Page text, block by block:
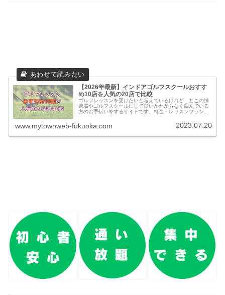
【2026年最新】インドアゴルフスクールおすす
め10店を人気の20店で比較
ゴルフレッスンを受けたいと考えているけれど、どこの練
習場やゴルフスクールにして良いかわからなく悩んでいる
方のお手伝いをするサイトです。料金・レッスンプランの
のゴルフスクールとの比較もできます。
www.mytownweb-fukuoka.com 2023.07.20